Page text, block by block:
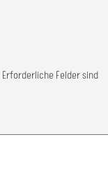
Erforderliche Felder sind